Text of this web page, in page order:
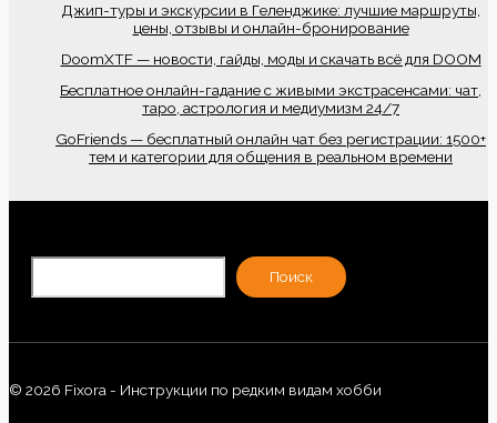
Джип-туры и экскурсии в Геленджике: лучшие маршруты,
цены, отзывы и онлайн-бронирование
DoomXTF — новости, гайды, моды и скачать всё для DOOM
Бесплатное онлайн-гадание с живыми экстрасенсами: чат,
таро, астрология и медиумизм 24/7
GoFriends — бесплатный онлайн чат без регистрации: 1500+
тем и категории для общения в реальном времени
Поиск
© 2026 Fixora - Инструкции по редким видам хобби